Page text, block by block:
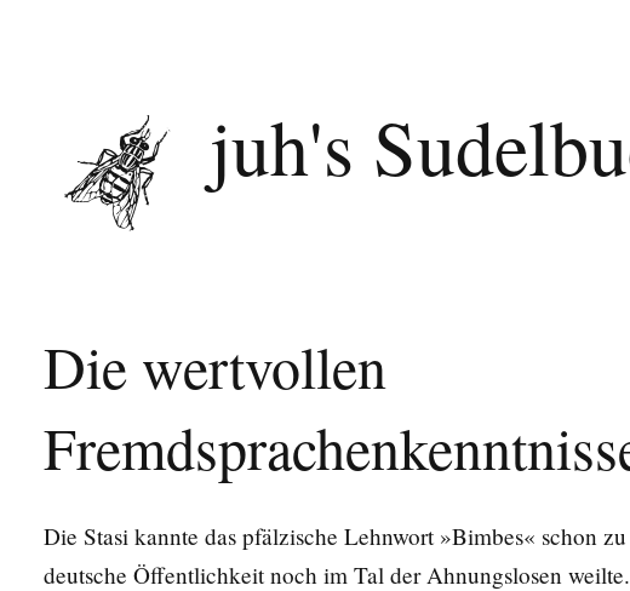
juh's
Die wertvollen
Die Stasi kannte das pfälzische Lehnwort »Bimbes« schon
deutsche Öffentlichkeit noch im Tal der Ahnungslosen